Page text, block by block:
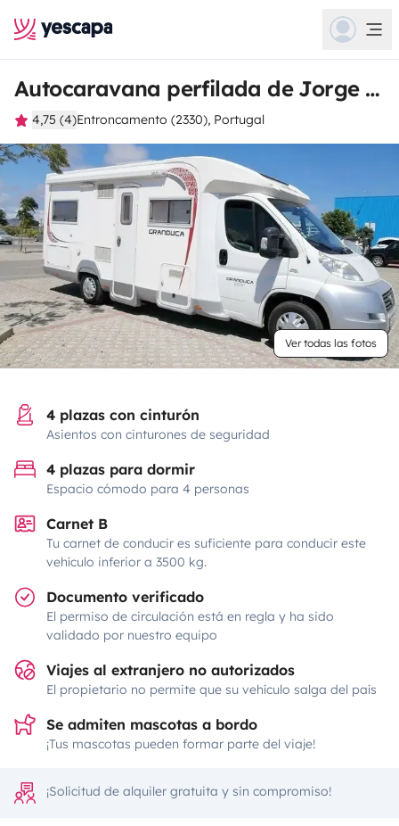
Autocaravana perfilada de Jorge Roque
4,75 (4)Entroncamento (2330), Portugal
Ver todas las fotos
4 plazas con cinturón
Asientos con cinturones de seguridad
4 plazas para dormir
Espacio cómodo para 4 personas
Carnet B
Tu carnet de conducir es suficiente para conducir este
vehículo inferior a 3500 kg.
Documento verificado
El permiso de circulación está en regla y ha sido
validado por nuestro equipo
Viajes al extranjero no autorizados
El propietario no permite que su vehículo salga del país
Se admiten mascotas a bordo
¡Tus mascotas pueden formar parte del viaje!
¡Solicitud de alquiler gratuita y sin compromiso!